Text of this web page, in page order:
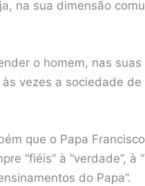
na sua dimensão
o homem, nas
vezes a sociedade
que o Papa
“fiéis” à “verdade”, à
do Papa”.